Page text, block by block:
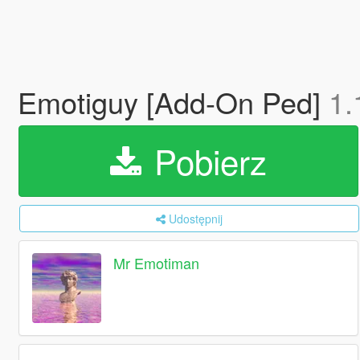
Emotiguy [Add-On Ped]
Pobierz
Udostępnij
Mr Emotiman